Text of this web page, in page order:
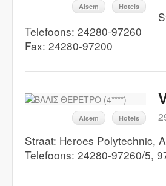
Alsem Hotels
Telefoons: 24280-97260
Fax: 24280-97200
Alsem Hotels
Straat: Heroes Polytechnic,
Telefoons: 24280-97260/5,